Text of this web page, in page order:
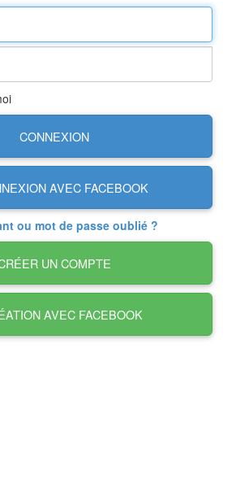
CONNEXION
AVEC FACEBOOK
ou mot de passe oublié ?
UN COMPTE
AVEC FACEBOOK